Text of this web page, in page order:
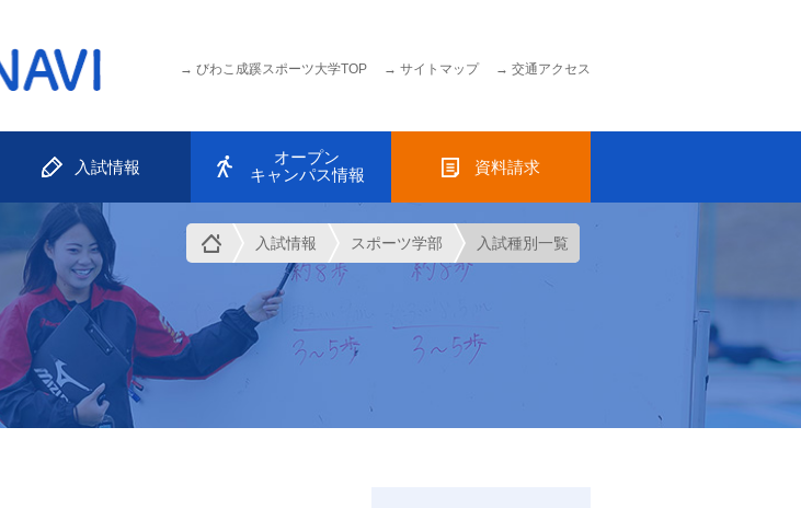
びわこ成蹊スポーツ大学TOP サイトマップ 交通アクセス
入試情報
オープン
キャンパス情報
資料請求
入試情報 スポーツ学部 入試種別一覧